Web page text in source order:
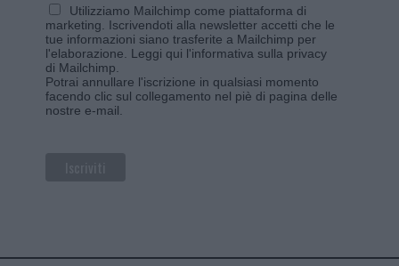
Utilizziamo Mailchimp come piattaforma di
marketing. Iscrivendoti alla newsletter accetti che le
tue informazioni siano trasferite a Mailchimp per
l'elaborazione. Leggi qui l'informativa sulla privacy
di Mailchimp
Potrai annullare l'iscrizione in qualsiasi momento
facendo clic sul collegamento nel piè di pagina delle
nostre e-mail.